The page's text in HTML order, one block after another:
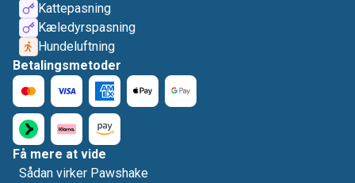
Kattepasning
Kæledyrspasning
Hundeluftning
Betalingsmetoder
Få mere at vide
Sådan virker Pawshake